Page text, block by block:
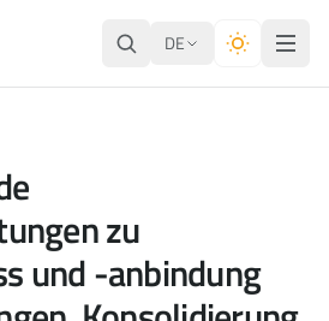
DE
zu
und -anbindung